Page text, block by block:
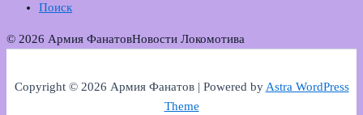
Поиск
© 2026 Армия ФанатовНовости Локомотива
Copyright © 2026 Армия Фанатов | Powered byAstra WordPress
Theme